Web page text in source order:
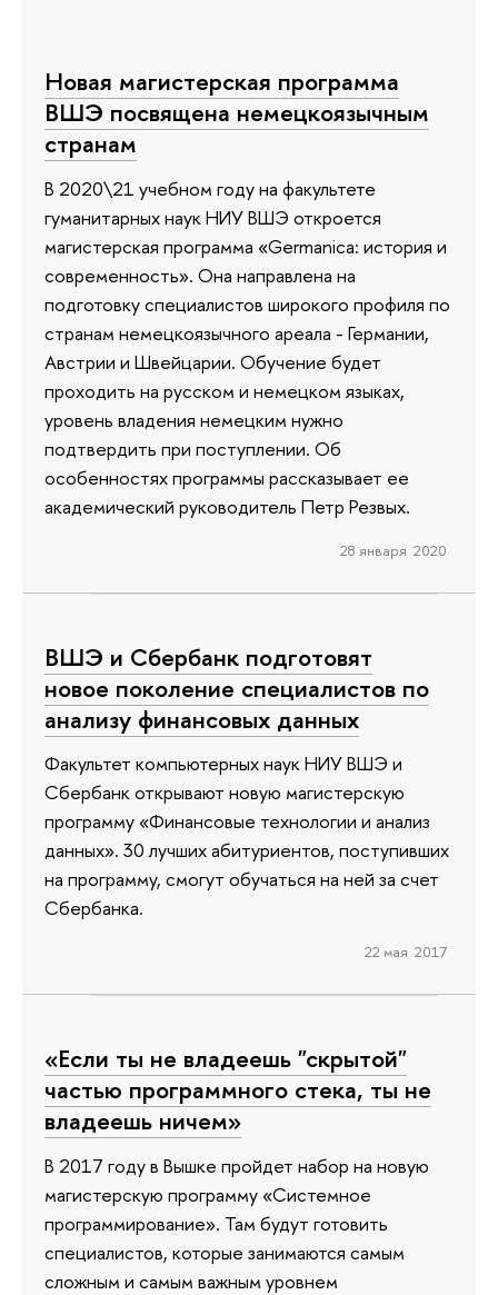
Новая магистерская программа
ВШЭ посвящена немецкоязычным
странам
В 2020\21 учебном году на факультете
гуманитарных наук НИУ ВШЭ откроется
магистерская программа «Germanica: история и
современность». Она направлена на
подготовку специалистов широкого профиля по
странам немецкоязычного ареала - Германии,
Австрии и Швейцарии. Обучение будет
проходить на русском и немецком языках,
уровень владения немецким нужно
подтвердить при поступлении. Об
особенностях программы рассказывает ее
академический руководитель Петр Резвых.
28 января 2020
ВШЭ и Сбербанк подготовят
новое поколение специалистов по
анализу финансовых данных
Факультет компьютерных наук НИУ ВШЭ и
Сбербанк открывают новую магистерскую
программу «Финансовые технологии и анализ
данных». 30 лучших абитуриентов, поступивших
на программу, смогут обучаться на ней за счет
Сбербанка.
22 мая 2017
«Если ты не владеешь "скрытой"
частью программного стека, ты не
владеешь ничем»
В 2017 году в Вышке пройдет набор на новую
магистерскую программу «Системное
программирование». Там будут готовить
специалистов, которые занимаются самым
сложным и самым важным уровнем